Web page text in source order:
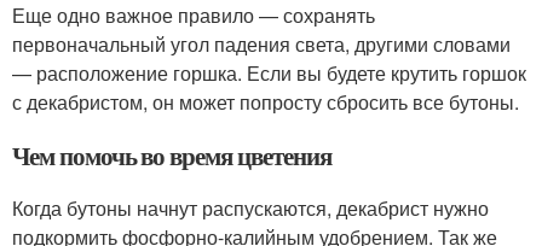
Еще одно важное правило — сохранять
первоначальный угол падения света, другими словами
— расположение горшка. Если вы будете крутить горшок
с декабристом, он может попросту сбросить все бутоны.
Чем помочь во время цветения
Когда бутоны начнут распускаются, декабрист нужно
подкормить фосфорно-калийным удобрением. Так же